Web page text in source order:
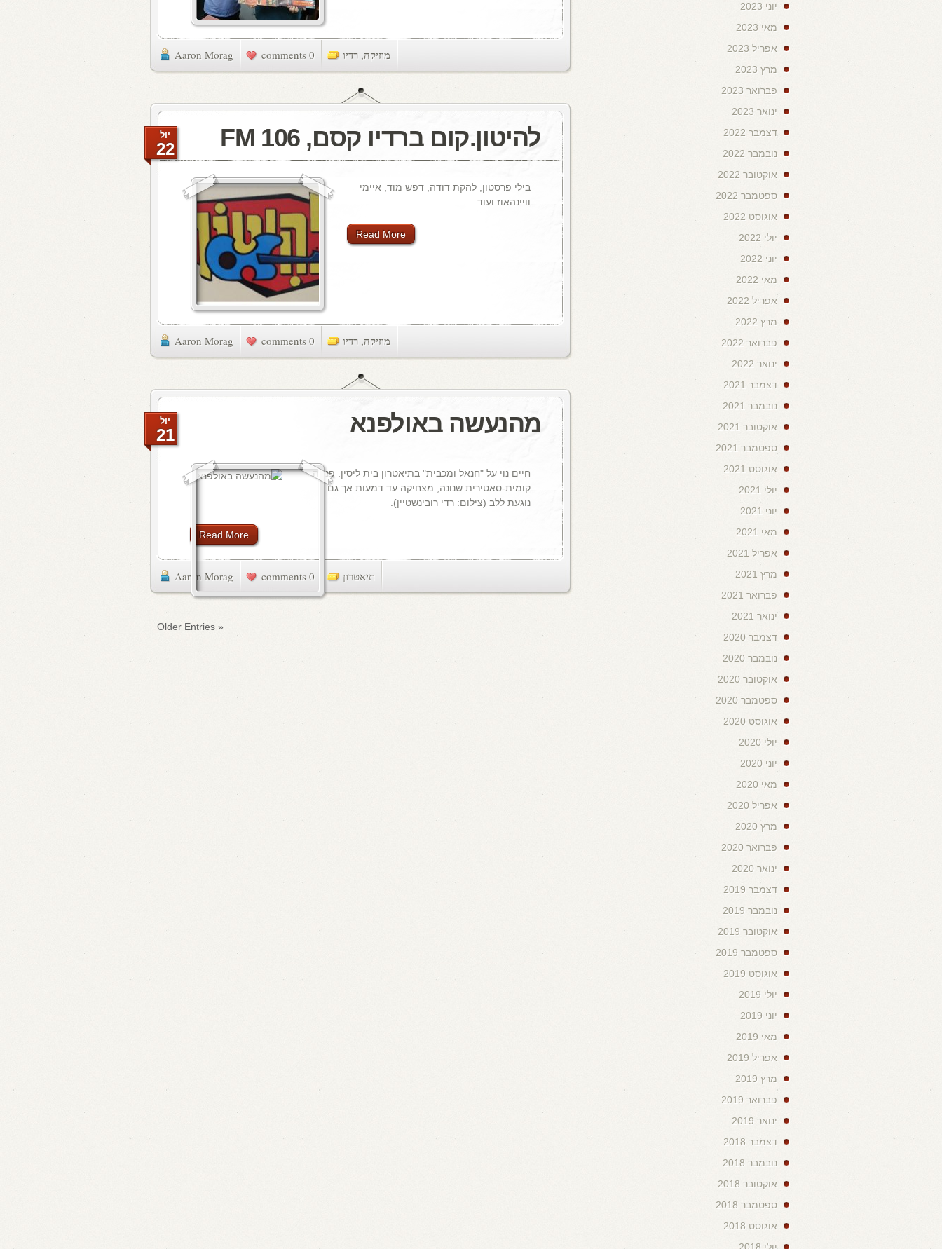
Aaron Morag 0 comments מוזיקה, רדיו
להיטון.קום ברדיו קסם, 106 FM יול
22
בילי פרסטון, להקת דודה, דפש מוד, איימי
וויינהאוז ועוד.
Read More
Aaron Morag 0 comments מוזיקה, רדיו
מהנעשה באולפנא יול
21
חיים נוי על "חנאל ומכבית" בתיאטרון בית ליסין: פנינה
קומית-סאטירית שנונה, מצחיקה עד דמעות אך גם
נוגעת ללב (צילום: רדי רובינשטיין).
Read More
Aaron Morag 0 comments תיאטרון
« Older Entries
יוני 2023
מאי 2023
אפריל 2023
מרץ 2023
פברואר 2023
ינואר 2023
דצמבר 2022
נובמבר 2022
אוקטובר 2022
ספטמבר 2022
אוגוסט 2022
יולי 2022
יוני 2022
מאי 2022
אפריל 2022
מרץ 2022
פברואר 2022
ינואר 2022
דצמבר 2021
נובמבר 2021
אוקטובר 2021
ספטמבר 2021
אוגוסט 2021
יולי 2021
יוני 2021
מאי 2021
אפריל 2021
מרץ 2021
פברואר 2021
ינואר 2021
דצמבר 2020
נובמבר 2020
אוקטובר 2020
ספטמבר 2020
אוגוסט 2020
יולי 2020
יוני 2020
מאי 2020
אפריל 2020
מרץ 2020
פברואר 2020
ינואר 2020
דצמבר 2019
נובמבר 2019
אוקטובר 2019
ספטמבר 2019
אוגוסט 2019
יולי 2019
יוני 2019
מאי 2019
אפריל 2019
מרץ 2019
פברואר 2019
ינואר 2019
דצמבר 2018
נובמבר 2018
אוקטובר 2018
ספטמבר 2018
אוגוסט 2018